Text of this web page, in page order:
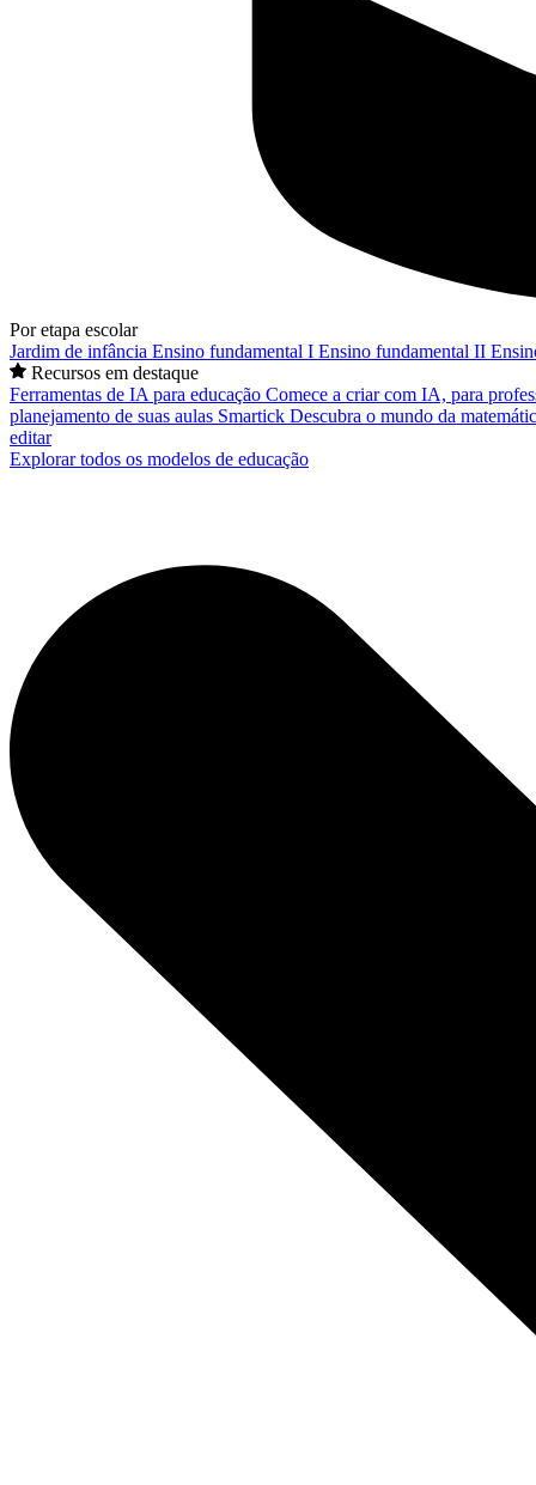
Por etapa escolar
Jardim de infância Ensino fundamental I Ensino fundamental II
Recursos em destaque
Ferramentas de IA para educação Comece a criar com IA, para
planejamento de suas aulas Smartick Descubra o mundo da
editar
Explorar todos os modelos de educação